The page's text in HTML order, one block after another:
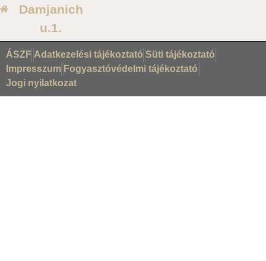
Damjanich
u.1.
ÁSZF Adatkezelési tájékoztató Süti tájékoztató
Impresszum Fogyasztóvédelmi tájékoztató
Jogi nyilatkozat